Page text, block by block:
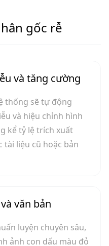
gốc rễ
và tăng cường
thống sẽ tự động
và hiệu chỉnh hình
kể tỷ lệ trích xuất
tài liệu cũ hoặc bản
văn bản
luyện chuyên sâu,
ảnh con dấu màu đỏ